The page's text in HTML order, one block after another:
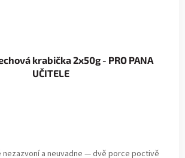
krabička 2x50g - PRO PANA
UČITELE
a neuvadne — dvě porce poctivě